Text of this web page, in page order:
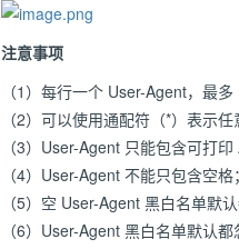
注意事项
（1）每行一个 User-Agent，最多
（2）可以使用通配符（*）表示
（3）User-Agent 只能包含可打
（4）User-Agent 不能只包含空格；
（5）空 User-Agent 黑白名单默
（6）User-Agent 黑白名单默认都